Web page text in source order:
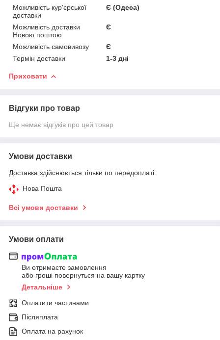
Можливість кур'єрської
доставки
Є (Одеса)
Можливість доставки
Новою поштою
Є
Можливість самовивозу
Є
Термін доставки
1-3 дні
Приховати
Відгуки про товар
Ще немає відгуків про цей товар
Умови доставки
Доставка здійснюється тільки по передоплаті.
Нова Пошта
Всі умови доставки
Умови оплати
Ви отримаєте замовлення
або гроші повернуться на вашу картку
Детальніше
Оплатити частинами
Післяплата
Оплата на рахунок